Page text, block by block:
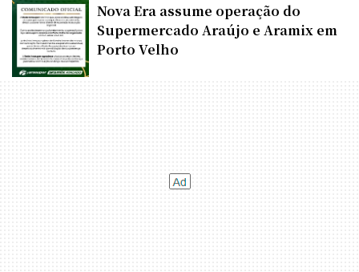
Nova Era assume operação do
Supermercado Araújo e Aramix em
Porto Velho